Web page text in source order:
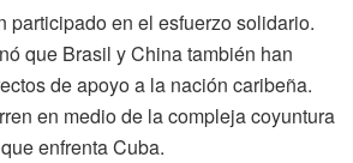
participado en el esfuerzo solidario.
que Brasil y China también han
de apoyo a la nación caribeña.
en medio de la compleja coyuntura
enfrenta Cuba.